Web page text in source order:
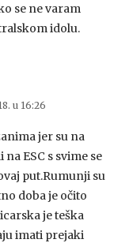
se ne varam
idolu.
u 16:26
jer su na
ESC s svime se
put.Rumunji su
doba je očito
je teška
imati prejaki